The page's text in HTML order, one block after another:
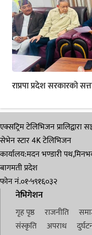
राप्रपा प्रदेश सरकारको
एक्सट्रिम टेलिभिजन प्रालिद्वारा
सेभेन स्टार 4K टेलिभिजन
कार्यालय:मदन भण्डारी
बागमती प्रदेश
फोन नं.०१-५९१६०३२
नेभिगेशन
गृह पृष्ठ राजनीति
संस्कृति
अपराध